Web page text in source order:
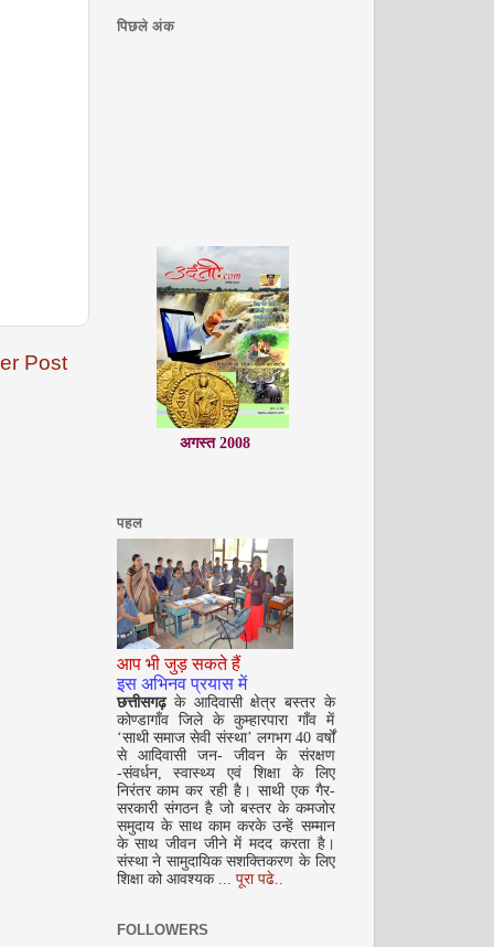
Post
पिछले अंक
अगस्त 2008
सितम्बर 2008
अक्टूबर 2008
पहल
आप भी जुड़ सकते हैं
इस अभिनव प्रयास में
छत्तीसगढ़के आदिवासी क्षेत्र बस्तर के
कोण्डागाँव जिले के कुम्हारपारा गाँव में
‘साथी समाज सेवी संस्था’ लगभग 40 वर्षों
से आदिवासी जन- जीवन के संरक्षण
-संवर्धन, स्वास्थ्य एवं शिक्षा के लिए
निरंतर काम कर रही है। साथी एक गैर-
सरकारी संगठन है जो बस्तर के कमजोर
समुदाय के साथ काम करके उन्हें सम्मान
के साथ जीवन जीने में मदद करता है।
संस्था ने सामुदायिक सशक्तिकरण के लिए
शिक्षा को आवश्यक ... पूरा पढे..
FOLLOWERS